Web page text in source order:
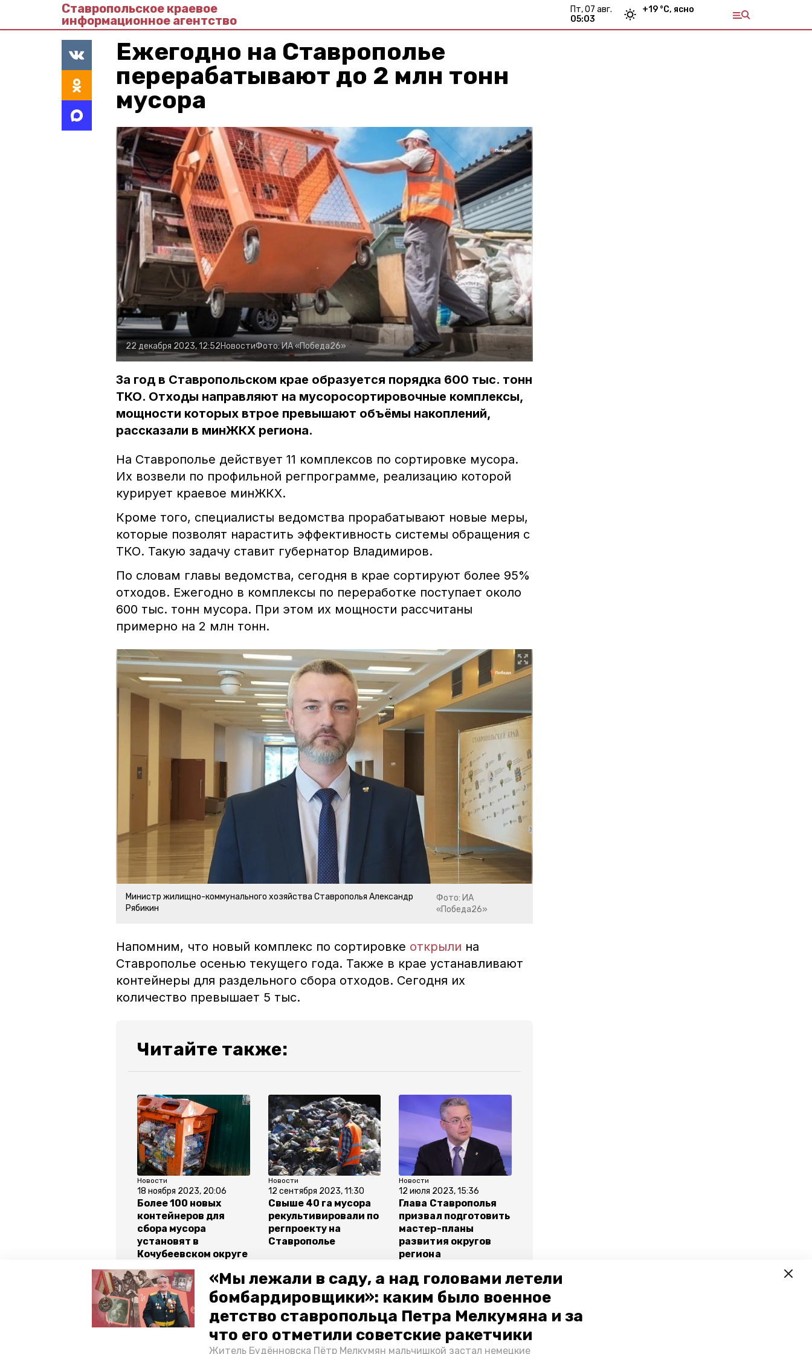
«Мы лежали в саду, а над головами летели
бомбардировщики»: каким было военное
детство ставропольца Петра Мелкумяна и за
что его отметили советские ракетчики
Житель Будённовска Пётр Мелкумян мальчишкой застал немецкие
Ставропольское краевое
информационное агентство
пт, 07 авг.
05:03
+19 °С, ясно
Ежегодно на Ставрополье
перерабатывают до 2 млн тонн
мусора
22 декабря 2023, 12:52НовостиФото:ИА «Победа26»
За год в Ставропольском крае образуется порядка 600 тыс. тонн
ТКО. Отходы направляют на мусоросортировочные комплексы,
мощности которых втрое превышают объёмы накоплений,
рассказали в минЖКХ региона.
На Ставрополье действует 11 комплексов по сортировке мусора.
Их возвели по профильной регпрограмме, реализацию которой
курирует краевое минЖКХ.
Кроме того, специалисты ведомства прорабатывают новые меры,
которые позволят нарастить эффективность системы обращения с
ТКО. Такую задачу ставит губернатор Владимиров.
По словам главы ведомства, сегодня в крае сортируют более 95%
отходов. Ежегодно в комплексы по переработке поступает около
600 тыс. тонн мусора. При этом их мощности рассчитаны
примерно на 2 млн тонн.
Министр жилищно-коммунального хозяйства Ставрополья Александр
Рябикин
Фото: ИА
«Победа26»
Напомним, что новый комплекс по сортировке открыли на
Ставрополье осенью текущего года. Также в крае устанавливают
контейнеры для раздельного сбора отходов. Сегодня их
количество превышает 5 тыс.
Читайте также:
Новости
18 ноября 2023, 20:06
Более 100 новых
контейнеров для
сбора мусора
установят в
Кочубеевском округе
Новости
12 сентября 2023, 11:30
Свыше 40 га мусора
рекультивировали по
регпроекту на
Ставрополье
Новости
12 июля 2023, 15:36
Глава Ставрополья
призвал подготовить
мастер-планы
развития округов
региона
Все новости
ставропольский край владимир владимиров тко